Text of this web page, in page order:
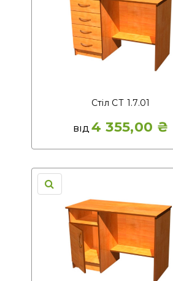
Стіл СТ 1.7.01
ВІД4 355,00 ₴